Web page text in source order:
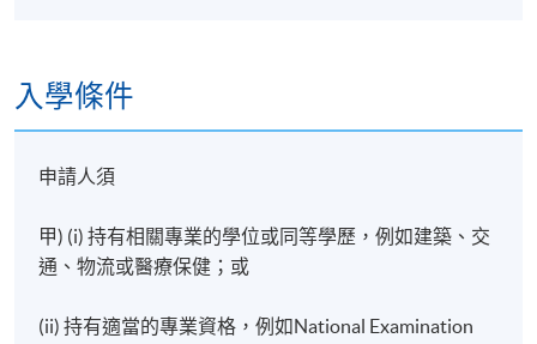
入學條件
申請人須
甲) (i) 持有相關專業的學位或同等學歷，例如建築、交
通、物流或醫療保健；或
(ii) 持有適當的專業資格，例如National Examination